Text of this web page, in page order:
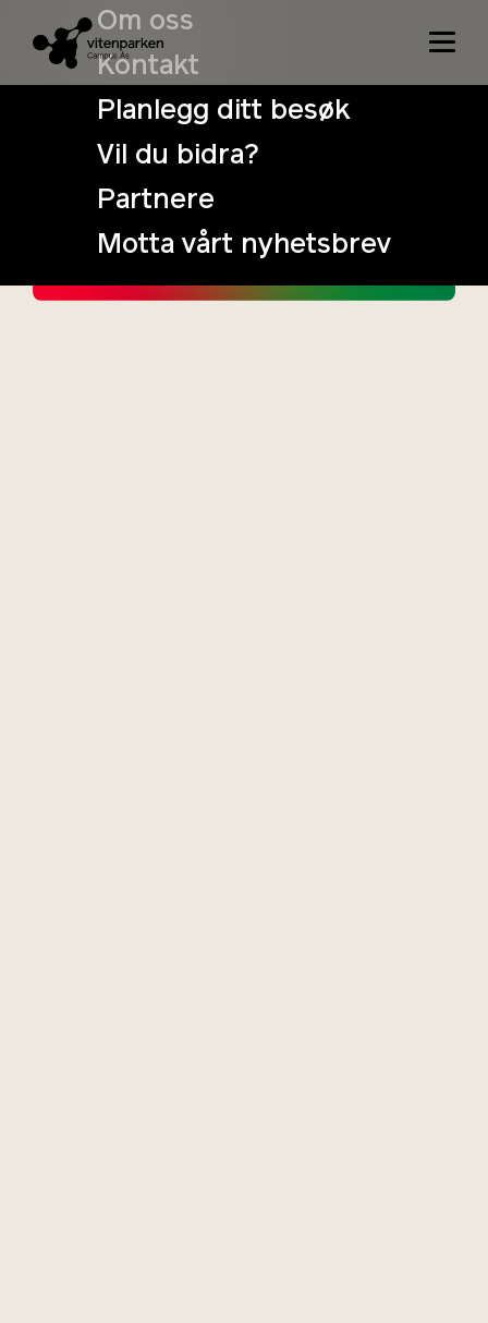
Om oss
Kontakt
Planlegg ditt besøk
Vil du bidra?
Partnere
Motta vårt nyhetsbrev
Mini Pride
10:00